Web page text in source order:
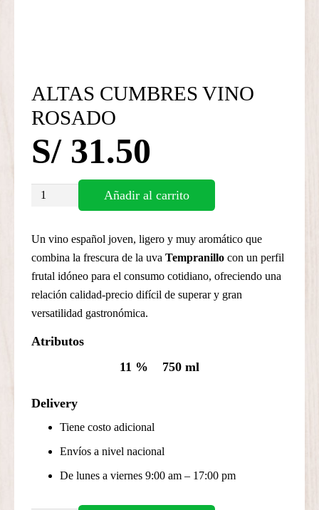
ALTAS CUMBRES VINO
ROSADO
S/31.50
ALTAS
CUMBRES
Añadir al carrito
Un vino español joven, ligero y muy aromático que
combina la frescura de la uva Tempranillo con un perfil
frutal idóneo para el consumo cotidiano, ofreciendo una
relación calidad-precio difícil de superar y gran
versatilidad gastronómica.
Atributos
11 %
750 ml
Delivery
Tiene costo adicional
Envíos a nivel nacional
De lunes a viernes 9:00 am – 17:00 pm